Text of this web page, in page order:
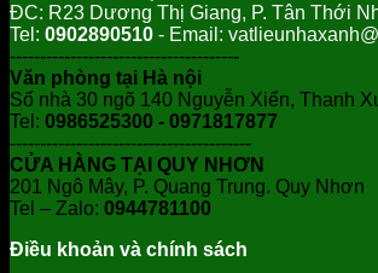
ĐC: R23 Dương Thị Giang, P. Tân Thới
Tel: 0902890510 - Email:
--------------------------------------
Văn phòng tại Hà nội
Số nhà 30 ngõ 140 Nguyễn Xiển, Thanh
Tel: 0986525300 - 0971817877
----------------------------------------
CỬA HÀNG TẠI QUY NHƠN
201 Ngô Mây, P. Quang Trung. Quy Nhơn
Tel – Zalo: 0944781100
Điều khoản và chính sách